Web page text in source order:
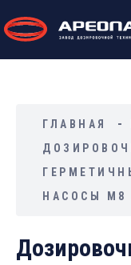
ГЛАВНАЯ
НАСОСЫ М8